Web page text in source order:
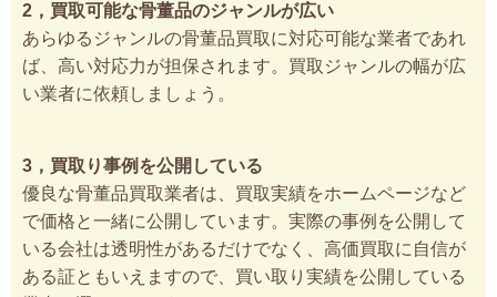
2，買取可能な骨董品のジャンルが広い
あらゆるジャンルの骨董品買取に対応可能な業者であれ
ば、高い対応力が担保されます。買取ジャンルの幅が広
い業者に依頼しましょう。
3，買取り事例を公開している
優良な骨董品買取業者は、買取実績をホームページなど
で価格と一緒に公開しています。実際の事例を公開して
いる会社は透明性があるだけでなく、高価買取に自信が
ある証ともいえますので、買い取り実績を公開している